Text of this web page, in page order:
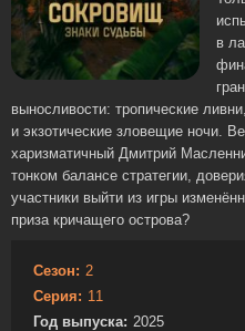
в
выносливости: тропические
и экзотические зловещие ночи.
харизматичный Дмитрий
тонком балансе стратегии,
участники выйти из игры
приза кричащего острова?
Сезон: 2
Серия: 11
Год выпуска: 2025